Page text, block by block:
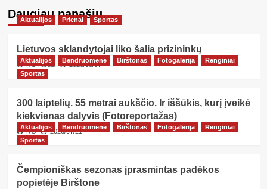
Daugiau panašių…
Aktualijos Prienai Sportas
Lietuvos sklandytojai liko šalia prizininkų
NG Media 2026/08/07
Aktualijos Bendruomenė Birštonas Fotogalerija
Renginiai
Sportas
300 laiptelių. 55 metrai aukščio. Ir iššūkis, kurį įveikė
kiekvienas dalyvis (Fotoreportažas)
NG 2026/07/21
Aktualijos Bendruomenė Birštonas Fotogalerija
Renginiai
Sportas
Čempioniškas sezonas įprasmintas padėkos
popietėje Birštone